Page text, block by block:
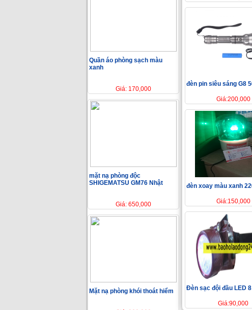
Quần áo phòng sạch màu
xanh
Giá: 170,000
mặt nạ phòng độc
SHIGEMATSU GM76 Nhật
Giá: 650,000
Mặt nạ phòng khói thoát hiểm
đèn pin siêu sáng G8
Giá:200,000
đèn xoay màu xanh
Giá:150,000
Đèn sạc đội đầu LED 8
Giá:90,000